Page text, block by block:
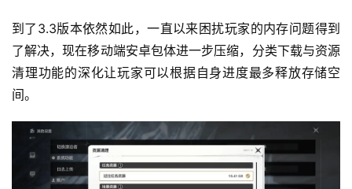
到了3.3版本依然如此，一直以来困扰玩家的内存问题得到
了解决，现在移动端安卓包体进一步压缩，分类下载与资源
清理功能的深化让玩家可以根据自身进度最多释放存储空
间。